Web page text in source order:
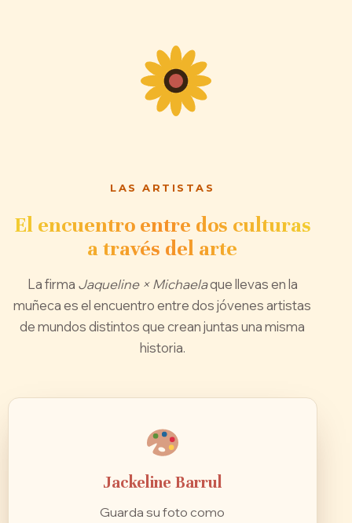
LAS ARTISTAS
El encuentro entre dos culturas
a través del arte
La firma Jaqueline × Michaelaque llevas en la
muñeca es el encuentro entre dos jóvenes artistas
de mundos distintos que crean juntas una misma
historia.
Jackeline Barrul
Guarda su foto como